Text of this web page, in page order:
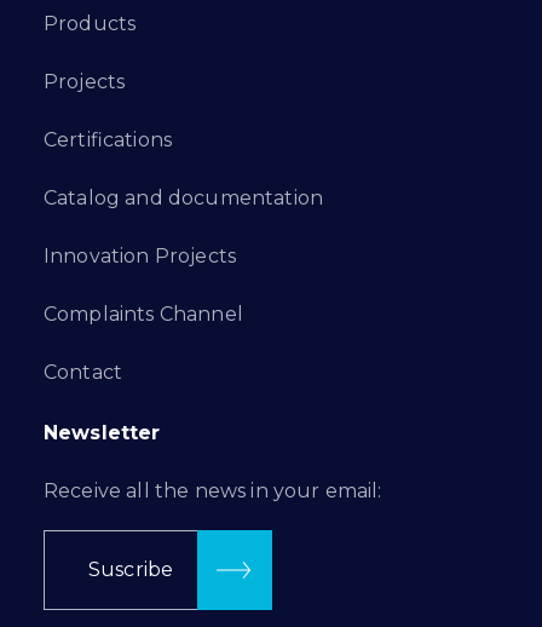
Products
Projects
Certifications
Catalog and documentation
Innovation Projects
Complaints Channel
Contact
Newsletter
Receive all the news in your email:
Suscribe